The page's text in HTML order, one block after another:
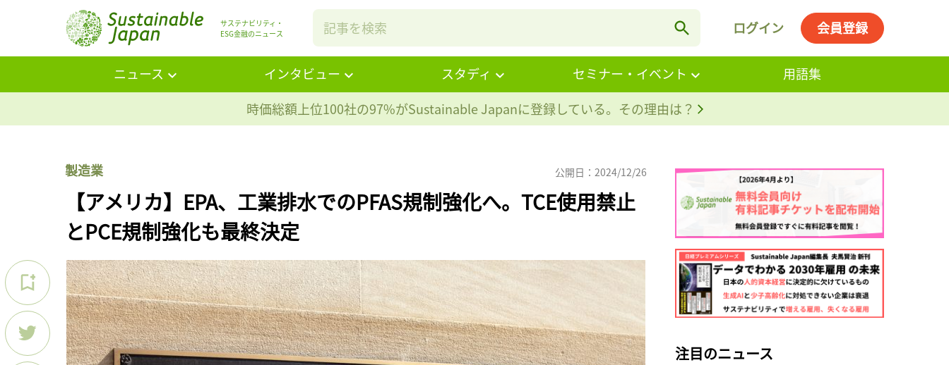
サステナビリティ・
ESG金融のニュース
ログイン 会員登録
ニュース インタビュー スタディ セミナー・イベント
用語集
時価総額上位100社の97%がSustainable Japanに登録している。その理由は？
製造業 公開日：2024/12/26
【アメリカ】EPA、工業排水でのPFAS規制強化へ。TCE使用禁止
とPCE規制強化も最終決定
注目のニュース